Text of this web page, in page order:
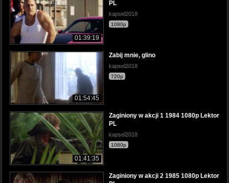
01:39:19
PL
kapsel2018
1080p
01:54:45
Zabij mnie, glino
kapsel2018
720p
01:41:35
Zaginiony w akcji 1 1984 1080p Lektor
PL
kapsel2018
1080p
Zaginiony w akcji 2 1985 1080p Lektor